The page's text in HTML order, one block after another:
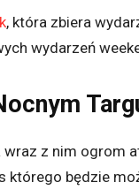
, która zbiera
wydarzeń
z nim ogrom
którego będzie